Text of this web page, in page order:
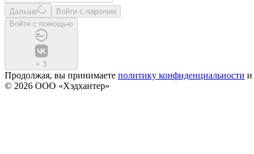
Дальше
Войти с паролем
Войти с помощью
+ 3
Продолжая, вы принимаете политику конфиденциальности и
© 2026 ООО «Хэдхантер»